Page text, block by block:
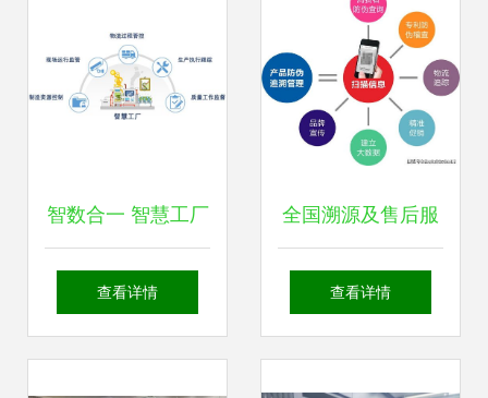
RDS的性能测试及
开源蜜罐HFish部
署实践
智数合一 智慧工厂
的四大典型应用场
查看详情
全国溯源及售后服
务二维码系统的运
查看详情